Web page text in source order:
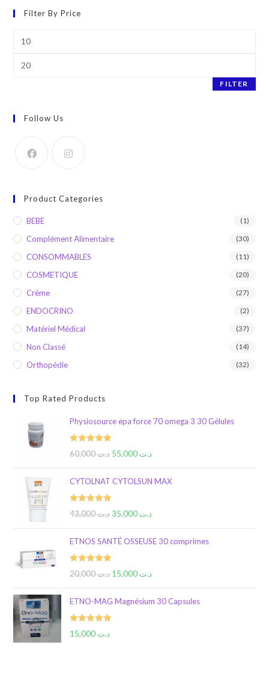
Filter By Price
FILTER
Follow Us
Product Categories
BEBE (1)
Complément Alimentaire (30)
CONSOMMABLES (11)
COSMETIQUE (20)
Crème (27)
ENDOCRINO (2)
Matériel Médical (37)
Non Classé (14)
Orthopédie (32)
Top Rated Products
Physiosource epa force 70 omega 3 30 Gélules
Rated 5.00د.ت60,000 د.ت
CYTOLNAT CYTOLSUN MAX
Rated 5.00د.ت43,000 د.ت
ETNOS SANTÉ OSSEUSE 30 comprimes
Rated 5.00د.ت20,000 د.ت
ETNO-MAG Magnésium 30 Capsules
Rated 5.00د.ت